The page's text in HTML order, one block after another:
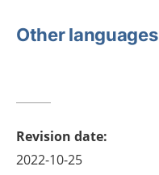
Other languages
Revision date:
2022-10-25